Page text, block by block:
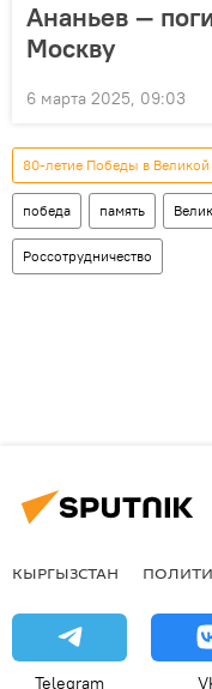
Ананьев —
Москву
6 марта 2025, 09:03
80-летие Победы в Великой
победа память
Россотрудничество
КЫРГЫЗСТАН
Telegram